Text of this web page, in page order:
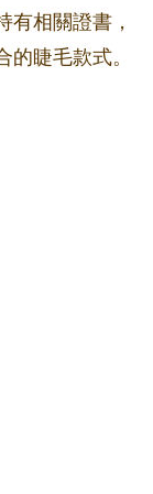
有相關證書，
睫毛款式。